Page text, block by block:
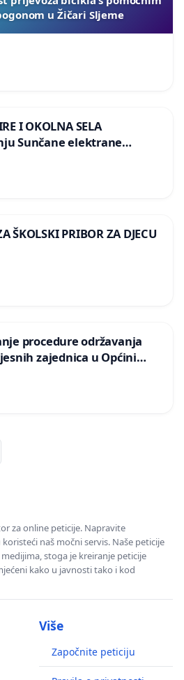
u Žičari Sljeme
I OKOLNA SELA
Sunčane elektrane
Ugljana
ŠKOLSKI PRIBOR ZA DJECU
procedure održavanja
zajednica u Općini
za online peticije. Napravite
naš močni servis. Naše peticije
stoga je kreiranje peticije
kako u javnosti tako i kod
Više
Započnite peticiju